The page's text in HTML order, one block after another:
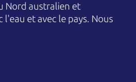
Nord australien et
et avec le pays. Nous